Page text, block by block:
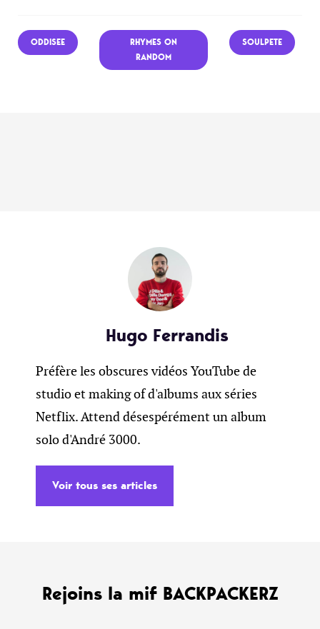
ODDISEE
RHYMES ON
RANDOM
SOULPETE
Hugo Ferrandis
Préfère les obscures vidéos YouTube de
studio et making of d'albums aux séries
Netflix. Attend désespérément un album
solo d'André 3000.
Voir tous ses articles
Rejoins la mif BACKPACKERZ